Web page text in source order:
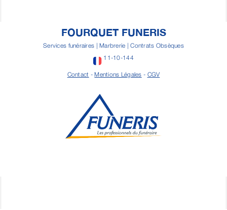
FOURQUET FUNERIS
Services funéraires | Marbrerie | Contrats Obsèques
11-10-144
Contact -Mentions Légales - CGV